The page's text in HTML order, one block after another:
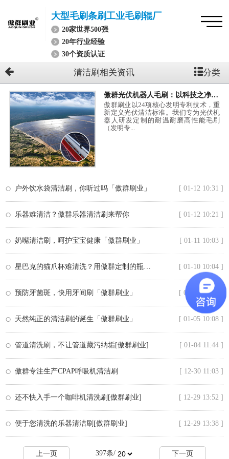
大型毛刷条刷工业毛刷辊厂
20家世界500强
20年行业经验
30个资质认证
清洁刷相关资讯 分类
傲群光伏机器人毛刷：以科技之净，唤发阳光的每一分能量
傲群刷业以24项核心发明专利技术，重
新定义光伏清洁标准。我们专为光伏机
器人研发定制的耐温耐磨高性能毛刷
（发明专...
户外饮水袋清洁刷，你听过吗「傲群刷业」 [ 01-12 10:31 ]
乐器难清洁？傲群乐器清洁刷来帮你 [ 01-12 10:21 ]
奶嘴清洁刷，呵护宝宝健康「傲群刷业」 [ 01-11 10:03 ]
星巴克的猫爪杯难清洗？用傲群定制的瓶刷吧 [ 01-10 10:04 ]
预防牙菌斑，快用牙间刷「傲群刷业」 [ 01-07 10:13 ]
天然纯正的清洁刷的诞生「傲群刷业」 [ 01-05 10:08 ]
管道清洗刷，不让管道藏污纳垢[傲群刷业] [ 01-04 11:44 ]
傲群专注生产CPAP呼吸机清洁刷 [ 12-30 11:03 ]
还不快入手一个咖啡机清洗刷[傲群刷业] [ 12-29 13:52 ]
便于您清洗的乐器清洁刷[傲群刷业] [ 12-29 13:38 ]
上一页 397条/ 下一页